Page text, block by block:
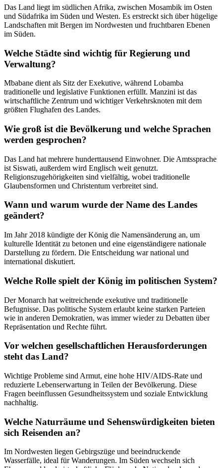
Das Land liegt im südlichen Afrika, zwischen Mosambik im Osten
und Südafrika im Süden und Westen. Es erstreckt sich über hügelige
Landschaften mit Bergen im Nordwesten und fruchtbaren Ebenen
im Süden.
Welche Städte sind wichtig für Regierung und
Verwaltung?
Mbabane dient als Sitz der Exekutive, während Lobamba
traditionelle und legislative Funktionen erfüllt. Manzini ist das
wirtschaftliche Zentrum und wichtiger Verkehrsknoten mit dem
größten Flughafen des Landes.
Wie groß ist die Bevölkerung und welche Sprachen
werden gesprochen?
Das Land hat mehrere hunderttausend Einwohner. Die Amtssprache
ist Siswati, außerdem wird Englisch weit genutzt.
Religionszugehörigkeiten sind vielfältig, wobei traditionelle
Glaubensformen und Christentum verbreitet sind.
Wann und warum wurde der Name des Landes
geändert?
Im Jahr 2018 kündigte der König die Namensänderung an, um
kulturelle Identität zu betonen und eine eigenständigere nationale
Darstellung zu fördern. Die Entscheidung war national und
international diskutiert.
Welche Rolle spielt der König im politischen System?
Der Monarch hat weitreichende exekutive und traditionelle
Befugnisse. Das politische System erlaubt keine starken Parteien
wie in anderen Demokratien, was immer wieder zu Debatten über
Repräsentation und Rechte führt.
Vor welchen gesellschaftlichen Herausforderungen
steht das Land?
Wichtige Probleme sind Armut, eine hohe HIV/AIDS-Rate und
reduzierte Lebenserwartung in Teilen der Bevölkerung. Diese
Fragen beeinflussen Gesundheitssystem und soziale Entwicklung
nachhaltig.
Welche Naturräume und Sehenswürdigkeiten bieten
sich Reisenden an?
Im Nordwesten liegen Gebirgszüge und beeindruckende
Wasserfälle, ideal für Wanderungen. Im Süden wechseln sich